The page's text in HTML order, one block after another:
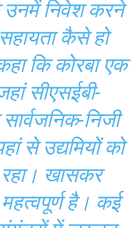
उनमें निवेश करने
कैसे हो
कि कोरबा एक
सीएसईबी-
निजी
से उद्यमियों को
रहा। खासकर
है। कई